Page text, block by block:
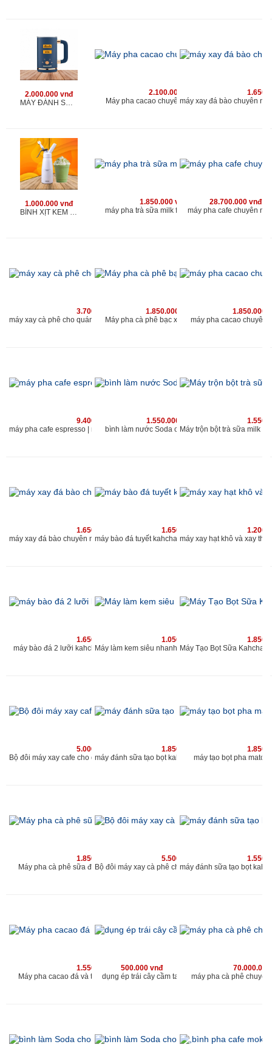
2.000.000 vnđ
MÁY ĐÁNH SỮA TẠO BỌT CHUYÊN NGHIỆP KAHCHAN
2.100.000 vnđ
Máy pha cacao chuyên nghiệp cho quán
1.000.000 vnđ
BÌNH XỊT KEM TƯƠI CAO CẤP KAHCHAN
1.850.000 vnđ
máy pha trà sữa milk foam kahchan
28.700.000 vnđ
máy pha cafe chuyên
3.700.000 vnđ
1.850.000 vnđ
Máy pha cà phê bạc xỉu chuyên nghiệp
1.850.000
máy pha cacao chuyên
9.400.000 vnđ
máy pha cafe espresso | máy xay cà phê chuyên nghiệp
1.550.000 vnđ
bình làm nước Soda cho quán kahchan
1.650.000 vnđ
máy xay đá bào chuyên nghiệp 2019 | máy bào đá tuyết 2 nắp 2 lưới | www.kahchan.vn
1.650.000 vnđ
1.650.000 vnđ
máy bào đá 2 lưỡi kahchan chuyên nghiệp cho quán
1.050.000 vnđ
5.000.000 vnđ
1.850.000 vnđ
máy tạo bọt pha
1.850.000 vnđ
Máy pha cà phê sữa đá và cacao sữa đá kahchan
5.500.000 vnđ
1.550.000 vnđ
Máy pha cacao đá và trà sữa đá kahchan EP2178
500.000 vnđ
dụng ép trái cây cầm tay
máy pha cà phê